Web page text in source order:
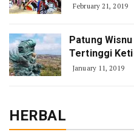
February 21, 2019
Patung
Tertinggi
January 11, 2019
HERBAL